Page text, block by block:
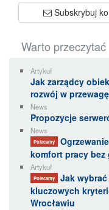
Subskrybuj
Warto przeczytać
Artykuł
Jak zarządcy
rozwój w
News
Propozycje
News
Polecamy
komfort pracy bez
Artykuł
Polecamy
Jak
kluczowych
Wrocławiu